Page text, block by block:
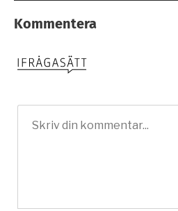
Kommentera